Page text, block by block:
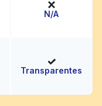
N/A
Transparentes